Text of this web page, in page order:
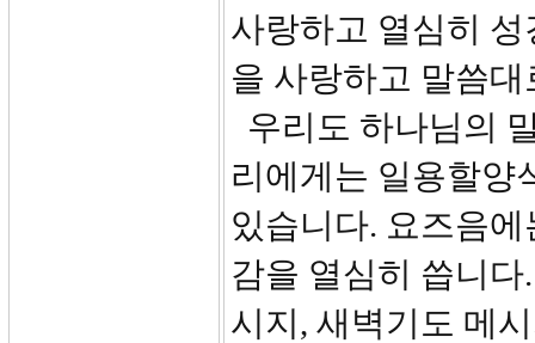
사랑하고 열심히
을 사랑하고 말씀
우리도 하나님의
리에게는 일용할양
있습니다. 요즈음
감을 열심히 씁니
시지, 새벽기도 메